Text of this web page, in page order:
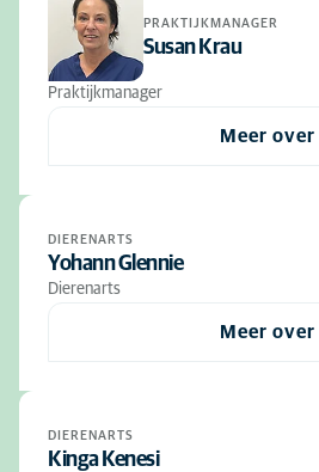
PRAKTIJKMANAGER
Susan Krau
Praktijkmanager
Meer over
DIERENARTS
Yohann Glennie
Dierenarts
Meer over
DIERENARTS
Kinga Kenesi